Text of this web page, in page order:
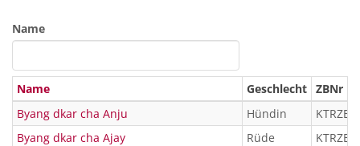
Name
Name Geschlecht ZBNr
Byang dkar cha Anju
Hündin
KTRZB
Byang dkar cha Ajay
Rüde
KTRZB